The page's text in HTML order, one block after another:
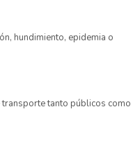
hundimiento, epidemia o
tanto públicos como